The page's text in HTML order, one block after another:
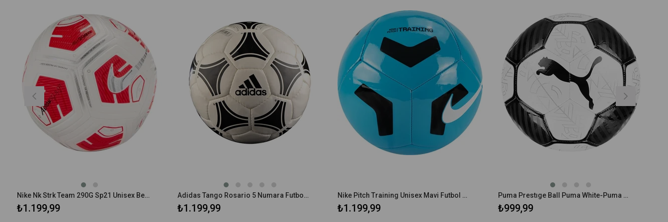
Nike Nk Strk Team 290G Sp21 Unisex Beyaz Futbol Topu CU8062-100
₺1.199,99
Adidas Tango Rosario 5 Numara Futbol Topu
₺1.199,99
Nike Pitch Training Unisex Mavi Futbol Topu CU8034-434
₺1.199,99
Puma Prestıge Ball Puma White-Puma Black Unisex 5 Numara Futbol Topu 083992-01
₺999,99